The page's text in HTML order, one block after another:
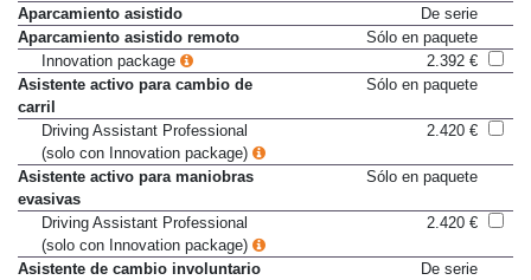
Aparcamiento asistido
De serie
Aparcamiento asistido remoto
Sólo en paquete
Innovation package
2.392 €
Asistente activo para cambio de
carril
Sólo en paquete
Driving Assistant Professional
(solo con Innovation package)
2.420 €
Asistente activo para maniobras
evasivas
Sólo en paquete
Driving Assistant Professional
(solo con Innovation package)
2.420 €
Asistente de cambio involuntario
De serie